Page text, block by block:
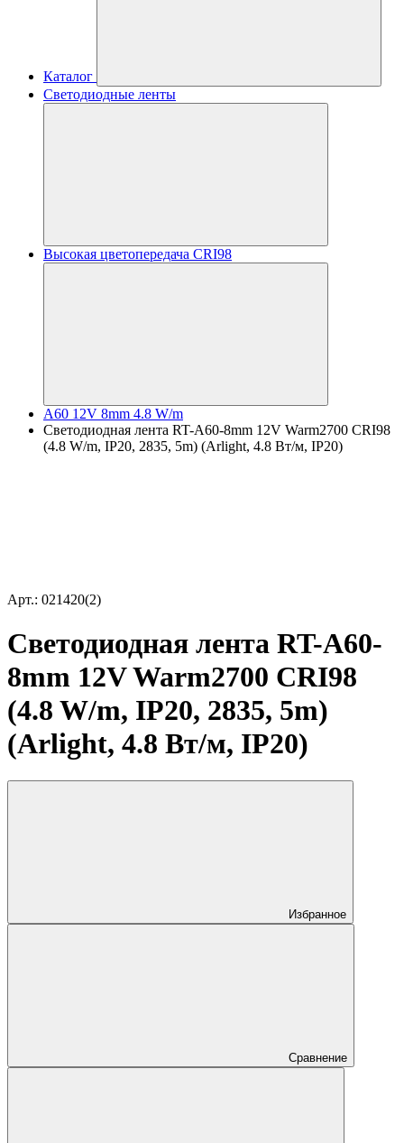
Каталог
Светодиодные ленты
Высокая цветопередача CRI98
A60 12V 8mm 4.8 W/m
Светодиодная лента RT-A60-8mm 12V Warm2700 CRI98
(4.8 W/m, IP20, 2835, 5m) (Arlight, 4.8 Вт/м, IP20)
Арт.: 021420(2)
Светодиодная лента RT-A60-
8mm 12V Warm2700 CRI98
(4.8 W/m, IP20, 2835, 5m)
(Arlight, 4.8 Вт/м, IP20)
Избранное
Сравнение